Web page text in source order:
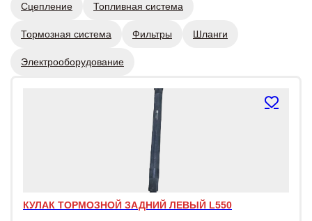
Сцепление Топливная система
Тормозная система Фильтры Шланги
Электрооборудование
КУЛАК ТОРМОЗНОЙ ЗАДНИЙ ЛЕВЫЙ L550